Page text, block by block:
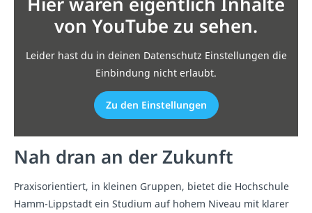
Nah dran an der Zukunft
Praxisorientiert, in kleinen Gruppen, bietet die Hochschule
Hamm-Lippstadt ein Studium auf hohem Niveau mit klarer
von YouTube zu sehen.
Leider hast du in deinen Datenschutz Einstellungen die
Einbindung nicht erlaubt.
Zu den Einstellungen